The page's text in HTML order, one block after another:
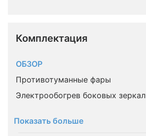
Комплектация
ОБЗОР
Противотуманные фары
Электрообогрев боковых зеркал
Показать больше